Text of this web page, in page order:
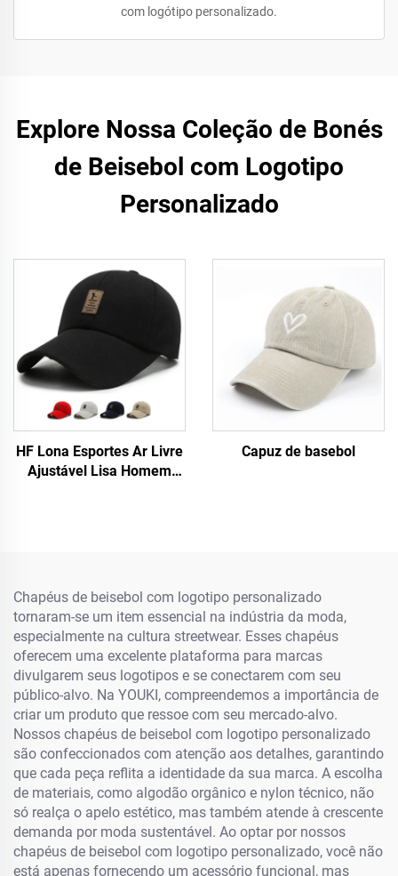
com logótipo personalizado.
Explore Nossa Coleção de Bonés
de Beisebol com Logotipo
Personalizado
HF Lona Esportes Ar Livre
Ajustável Lisa Homem
Capuz de basebol
Chapéus de beisebol com logotipo personalizado
tornaram-se um item essencial na indústria da moda,
especialmente na cultura streetwear. Esses chapéus
oferecem uma excelente plataforma para marcas
divulgarem seus logotipos e se conectarem com seu
público-alvo. Na YOUKI, compreendemos a importância de
criar um produto que ressoe com seu mercado-alvo.
Nossos chapéus de beisebol com logotipo personalizado
são confeccionados com atenção aos detalhes, garantindo
que cada peça reflita a identidade da sua marca. A escolha
de materiais, como algodão orgânico e nylon técnico, não
só realça o apelo estético, mas também atende à crescente
demanda por moda sustentável. Ao optar por nossos
chapéus de beisebol com logotipo personalizado, você não
está apenas fornecendo um acessório funcional, mas